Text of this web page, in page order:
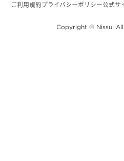
ご利用規約プライバシーポリシー公式サ
Copyright © Nissui